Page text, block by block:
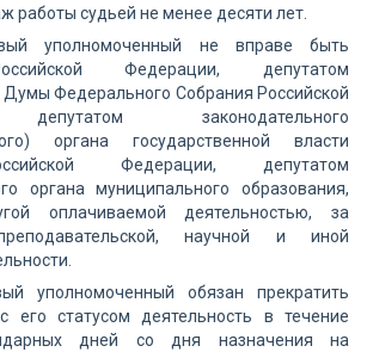
работы судьей не менее десяти лет.
уполномоченный не вправе быть
Федерации, депутатом
Думы Федерального Собрания Российской
законодательного
органа государственной власти
Федерации, депутатом
органа муниципального образования,
оплачиваемой деятельностью, за
научной и иной
уполномоченный обязан прекратить
его статусом деятельность в течение
дней со дня назначения на